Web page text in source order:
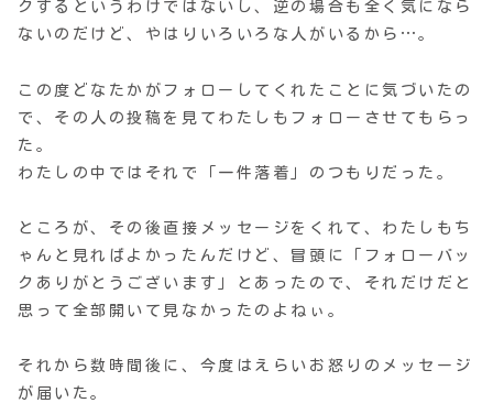
クするというわけではないし、逆の場合も全く気になら
ないのだけど、やはりいろいろな人がいるから…。
この度どなたかがフォローしてくれたことに気づいたの
で、その人の投稿を見てわたしもフォローさせてもらっ
た。
わたしの中ではそれで「一件落着」のつもりだった。
ところが、その後直接メッセージをくれて、わたしもち
ゃんと見ればよかったんだけど、冒頭に「フォローバッ
クありがとうございます」とあったので、それだけだと
思って全部開いて見なかったのよねぃ。
それから数時間後に、今度はえらいお怒りのメッセージ
が届いた。